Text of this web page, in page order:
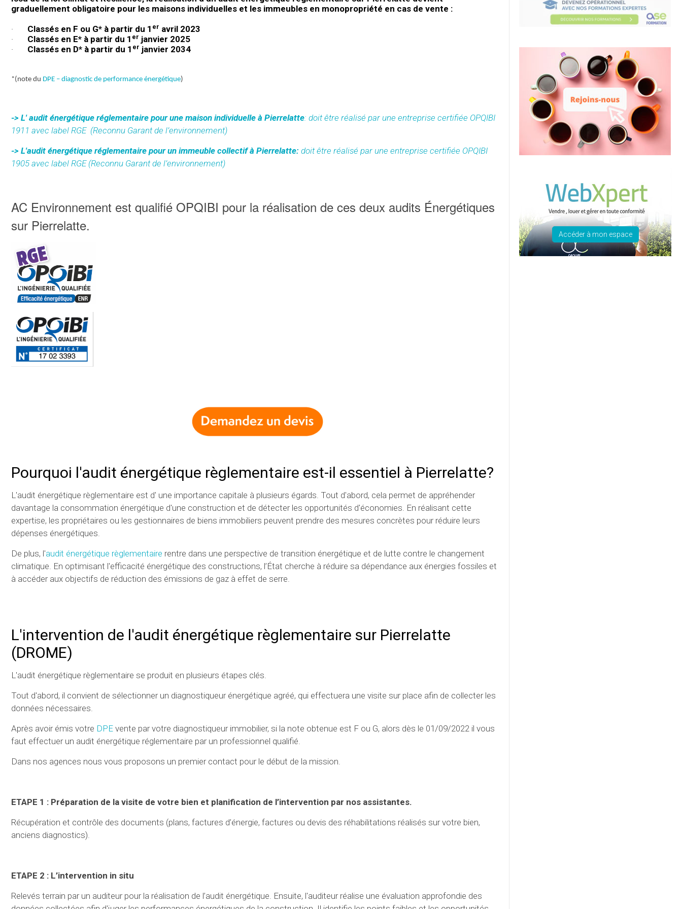
graduellement obligatoire pour les maisons individuelles et les immeubles en monopropriété en cas de vente :
· Classés en F ou G* à partir du 1 er avril 2023
· Classés en E* à partir du 1 er janvier 2025
· Classés en D* à partir du 1 er janvier 2034
*(note du DPE – diagnostic de performance énergétique)
-> L' audit énergétique réglementaire pour une maison individuelle à Pierrelatte: doit être réalisé par une entreprise certifiée OPQIBI
1911 avec label RGE (Reconnu Garant de l’environnement)
-> L'audit énergétique réglementaire pour un immeuble collectif à Pierrelatte: doit être réalisé par une entreprise certifiée OPQIBI
1905 avec label RGE (Reconnu Garant de l’environnement)
AC Environnement est qualifié OPQIBI pour la réalisation de ces deux audits Énergétiques
sur Pierrelatte.
Pourquoi l'audit énergétique règlementaire est-il essentiel à Pierrelatte?
L'audit énergétique règlementaire est d' une importance capitale à plusieurs égards. Tout d'abord, cela permet de appréhender
davantage la consommation énergétique d'une construction et de détecter les opportunités d'économies. En réalisant cette
expertise, les propriétaires ou les gestionnaires de biens immobiliers peuvent prendre des mesures concrètes pour réduire leurs
dépenses énergétiques.
De plus, l'audit énergétique règlementaire rentre dans une perspective de transition énergétique et de lutte contre le changement
climatique. En optimisant l'efficacité énergétique des constructions, l’État cherche à réduire sa dépendance aux énergies fossiles et
à accéder aux objectifs de réduction des émissions de gaz à effet de serre.
L'intervention de l'audit énergétique règlementaire sur Pierrelatte
(DROME)
L'audit énergétique règlementaire se produit en plusieurs étapes clés.
Tout d'abord, il convient de sélectionner un diagnostiqueur énergétique agréé, qui effectuera une visite sur place afin de collecter les
données nécessaires.
Après avoir émis votre DPE vente par votre diagnostiqueur immobilier, si la note obtenue est F ou G, alors dès le 01/09/2022 il vous
faut effectuer un audit énergétique réglementaire par un professionnel qualifié.
Dans nos agences nous vous proposons un premier contact pour le début de la mission.
ETAPE 1 : Préparation de la visite de votre bien et planification de l’intervention par nos assistantes.
Récupération et contrôle des documents (plans, factures d’énergie, factures ou devis des réhabilitations réalisés sur votre bien,
anciens diagnostics).
ETAPE 2 : L’intervention in situ
Relevés terrain par un auditeur pour la réalisation de l’audit énergétique. Ensuite, l'auditeur réalise une évaluation approfondie des
Accéder à mon espace